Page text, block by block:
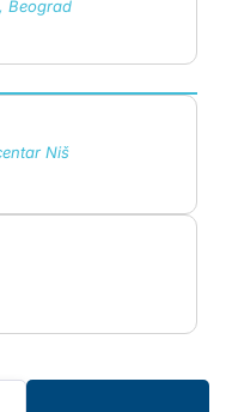
Beograd
Niš